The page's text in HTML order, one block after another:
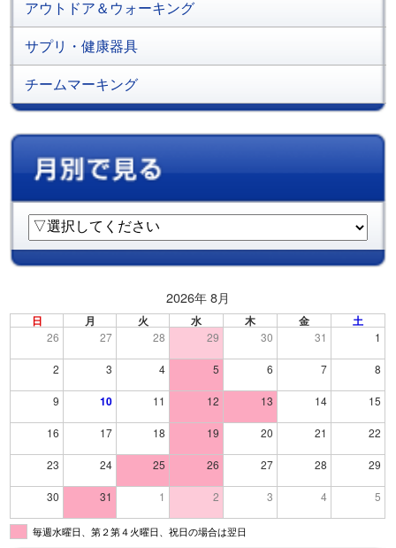
アウトドア＆ウォーキング
サプリ・健康器具
チームマーキング
2026年 8月
日 月 火 水 木 金 土
26 27 28 29 30 31 1
2 3 4 5 6 7 8
9 10 11 12 13 14 15
16 17 18 19 20 21 22
23 24 25 26 27 28 29
30 31 1 2 3 4 5
毎週水曜日、第２第４火曜日、祝日の場合は翌日